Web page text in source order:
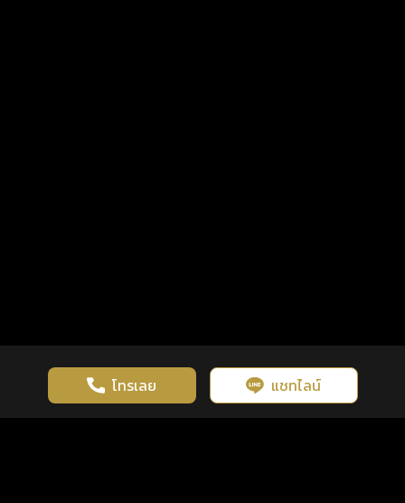
โทรเลย แชทไลน์
เว็บไซต์นี้มีการใช้งานคุกกี้ เพื่อเพิ่มประสิทธิภาพและประสบการณ์ที่ดี
ในการใช้งานเว็บไซต์ นโยบายความเป็นส่วนตัว
รู้ก่อน พร้อมกว่า ทุกจังหวะชีวิต คลิกดูดวงฟรี